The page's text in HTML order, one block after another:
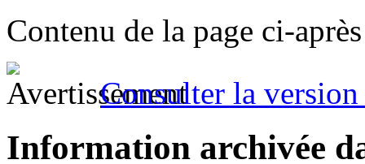
Contenu de la page ci-après
Consulter la
Information archivée